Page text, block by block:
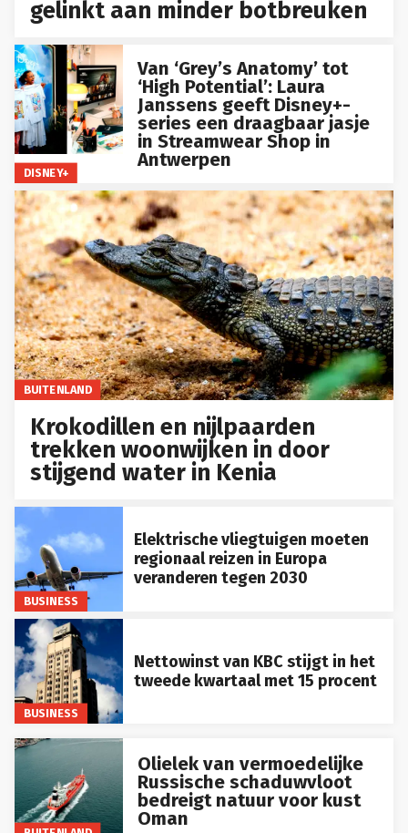
gelinkt aan minder botbreuken
DISNEY+
Van ‘Grey’s Anatomy’ tot
‘High Potential’: Laura
Janssens geeft Disney+-
series een draagbaar jasje
in Streamwear Shop in
Antwerpen
BUITENLAND
Krokodillen en nijlpaarden
trekken woonwijken in door
stijgend water in Kenia
BUSINESS
Elektrische vliegtuigen moeten
regionaal reizen in Europa
veranderen tegen 2030
BUSINESS
Nettowinst van KBC stijgt in het
tweede kwartaal met 15 procent
BUITENLAND
Olielek van vermoedelijke
Russische schaduwvloot
bedreigt natuur voor kust
Oman